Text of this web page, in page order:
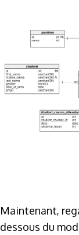
Maintenant,
dessous du